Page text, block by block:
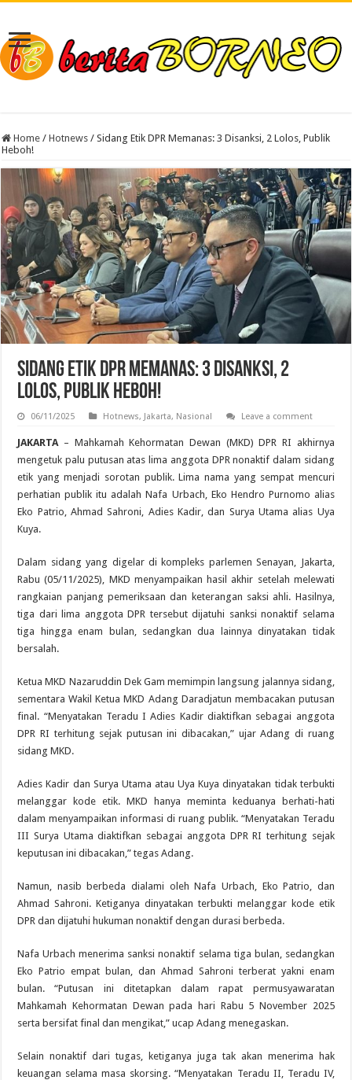
Home / Hotnews / Sidang Etik DPR Memanas: 3 Disanksi, 2 Lolos, Publik
Heboh!
Sidang Etik DPR Memanas: 3 Disanksi, 2
Lolos, Publik Heboh!
06/11/2025 Hotnews, Jakarta, Nasional Leave a comment
JAKARTA – Mahkamah Kehormatan Dewan (MKD) DPR RI akhirnya
mengetuk palu putusan atas lima anggota DPR nonaktif dalam sidang
etik yang menjadi sorotan publik. Lima nama yang sempat mencuri
perhatian publik itu adalah Nafa Urbach, Eko Hendro Purnomo alias
Eko Patrio, Ahmad Sahroni, Adies Kadir, dan Surya Utama alias Uya
Kuya.
Dalam sidang yang digelar di kompleks parlemen Senayan, Jakarta,
Rabu (05/11/2025), MKD menyampaikan hasil akhir setelah melewati
rangkaian panjang pemeriksaan dan keterangan saksi ahli. Hasilnya,
tiga dari lima anggota DPR tersebut dijatuhi sanksi nonaktif selama
tiga hingga enam bulan, sedangkan dua lainnya dinyatakan tidak
bersalah.
Ketua MKD Nazaruddin Dek Gam memimpin langsung jalannya sidang,
sementara Wakil Ketua MKD Adang Daradjatun membacakan putusan
final. “Menyatakan Teradu I Adies Kadir diaktifkan sebagai anggota
DPR RI terhitung sejak putusan ini dibacakan,” ujar Adang di ruang
sidang MKD.
Adies Kadir dan Surya Utama atau Uya Kuya dinyatakan tidak terbukti
melanggar kode etik. MKD hanya meminta keduanya berhati-hati
dalam menyampaikan informasi di ruang publik. “Menyatakan Teradu
III Surya Utama diaktifkan sebagai anggota DPR RI terhitung sejak
keputusan ini dibacakan,” tegas Adang.
Namun, nasib berbeda dialami oleh Nafa Urbach, Eko Patrio, dan
Ahmad Sahroni. Ketiganya dinyatakan terbukti melanggar kode etik
DPR dan dijatuhi hukuman nonaktif dengan durasi berbeda.
Nafa Urbach menerima sanksi nonaktif selama tiga bulan, sedangkan
Eko Patrio empat bulan, dan Ahmad Sahroni terberat yakni enam
bulan. “Putusan ini ditetapkan dalam rapat permusyawaratan
Mahkamah Kehormatan Dewan pada hari Rabu 5 November 2025
serta bersifat final dan mengikat,” ucap Adang menegaskan.
Selain nonaktif dari tugas, ketiganya juga tak akan menerima hak
keuangan selama masa skorsing. “Menyatakan Teradu II, Teradu IV,